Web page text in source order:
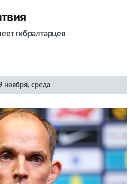
гибралтарцев
ноября, среда